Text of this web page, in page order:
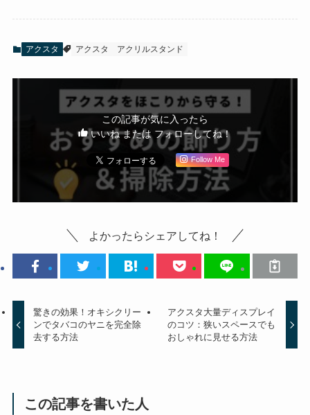
アクスタ アクスタ アクリルスタンド
この記事が気に入ったら
いいね または フォローしてね！
Follow Me
よかったらシェアしてね！
驚きの効果！オキシクリー
ンでタバコのヤニを完全除
去する方法
アクスタ大量ディスプレイ
のコツ：狭いスペースでも
おしゃれに見せる方法
この記事を書いた人